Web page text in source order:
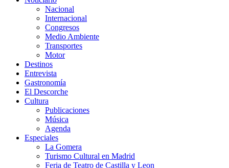
Nacional
Internacional
Congresos
Medio Ambiente
Transportes
Motor
Destinos
Entrevista
Gastronomía
El Descorche
Cultura
Publicaciones
Música
Agenda
Especiales
La Gomera
Turismo Cultural en Madrid
Feria de Teatro de Castilla y Leon